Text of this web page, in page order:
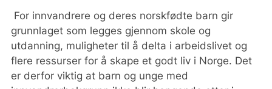
For innvandrere og deres norskfødte barn gir
grunnlaget som legges gjennom skole og
utdanning, muligheter til å delta i arbeidslivet og
flere ressurser for å skape et godt liv i Norge. Det
er derfor viktig at barn og unge med